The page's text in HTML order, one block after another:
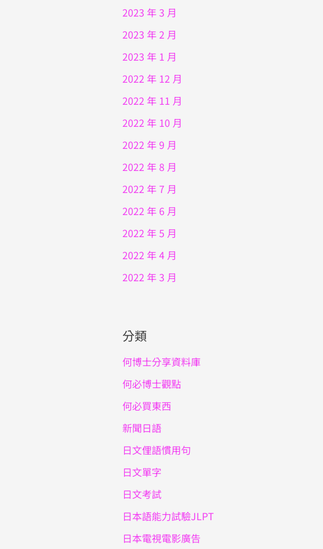
2023 年 3 月
2023 年 2 月
2023 年 1 月
2022 年 12 月
2022 年 11 月
2022 年 10 月
2022 年 9 月
2022 年 8 月
2022 年 7 月
2022 年 6 月
2022 年 5 月
2022 年 4 月
2022 年 3 月
分類
何博士分享資料庫
何必博士觀點
何必買東西
新聞日語
日文俚語慣用句
日文單字
日文考試
日本語能力試驗JLPT
日本電視電影廣告